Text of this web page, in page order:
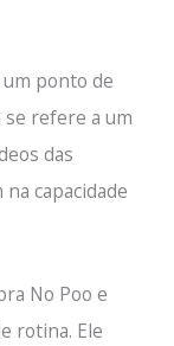
ponto de
se refere a um
das
capacidade
No Poo e
rotina. Ele